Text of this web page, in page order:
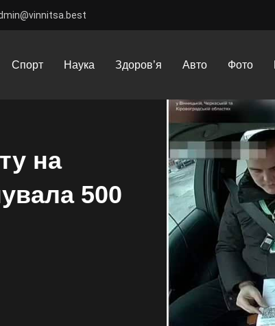
Спорт Наука Здоров’я Авто Фото
під час іспиту на водіння жінка пропонувала 500
на
500